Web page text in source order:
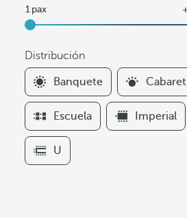
Distribución
F
i
l
t
e
r
Banquete Cabaret
Escuela Imperial
U